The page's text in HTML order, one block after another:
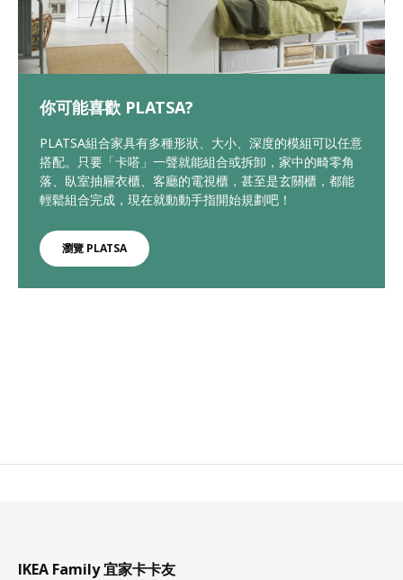
你可能喜歡 PLATSA?
PLATSA組合家具有多種形狀、大小、深度的模組可以任意
搭配。只要「卡嗒」一聲就能組合或拆卸，家中的畸零角
落、臥室抽屜衣櫃、客廳的電視櫃，甚至是玄關櫃，都能
輕鬆組合完成，現在就動動手指開始規劃吧！
瀏覽 PLATSA
IKEA Family 宜家卡卡友